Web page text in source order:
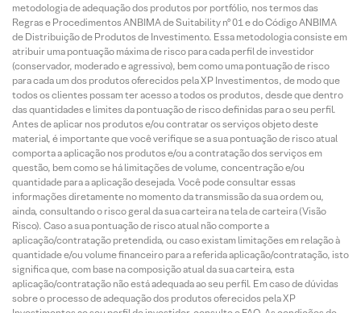
metodologia de adequação dos produtos por portfólio, nos termos das
Regras e Procedimentos ANBIMA de Suitability nº 01 e do Código ANBIMA
de Distribuição de Produtos de Investimento. Essa metodologia consiste em
atribuir uma pontuação máxima de risco para cada perfil de investidor
(conservador, moderado e agressivo), bem como uma pontuação de risco
para cada um dos produtos oferecidos pela XP Investimentos, de modo que
todos os clientes possam ter acesso a todos os produtos, desde que dentro
das quantidades e limites da pontuação de risco definidas para o seu perfil.
Antes de aplicar nos produtos e/ou contratar os serviços objeto deste
material, é importante que você verifique se a sua pontuação de risco atual
comporta a aplicação nos produtos e/ou a contratação dos serviços em
questão, bem como se há limitações de volume, concentração e/ou
quantidade para a aplicação desejada. Você pode consultar essas
informações diretamente no momento da transmissão da sua ordem ou,
ainda, consultando o risco geral da sua carteira na tela de carteira (Visão
Risco). Caso a sua pontuação de risco atual não comporte a
aplicação/contratação pretendida, ou caso existam limitações em relação à
quantidade e/ou volume financeiro para a referida aplicação/contratação, isto
significa que, com base na composição atual da sua carteira, esta
aplicação/contratação não está adequada ao seu perfil. Em caso de dúvidas
sobre o processo de adequação dos produtos oferecidos pela XP